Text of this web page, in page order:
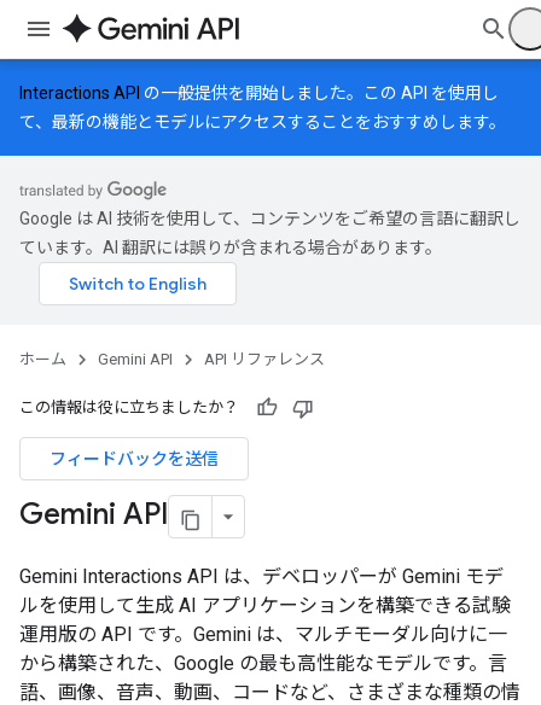
Interactions API の一般提供を開始しました。この API を使用し
て、最新の機能とモデルにアクセスすることをおすすめします。
Google は AI 技術を使用して、コンテンツをご希望の言語に翻訳し
ています。AI 翻訳には誤りが含まれる場合があります。
ホーム Gemini API API リファレンス
この情報は役に立ちましたか？
フィードバックを送信
Gemini API
Gemini Interactions API は、デベロッパーが Gemini モデ
ルを使用して生成 AI アプリケーションを構築できる試験
運用版の API です。Gemini は、マルチモーダル向けに一
から構築された、Google の最も高性能なモデルです。言
語、画像、音声、動画、コードなど、さまざまな種類の情